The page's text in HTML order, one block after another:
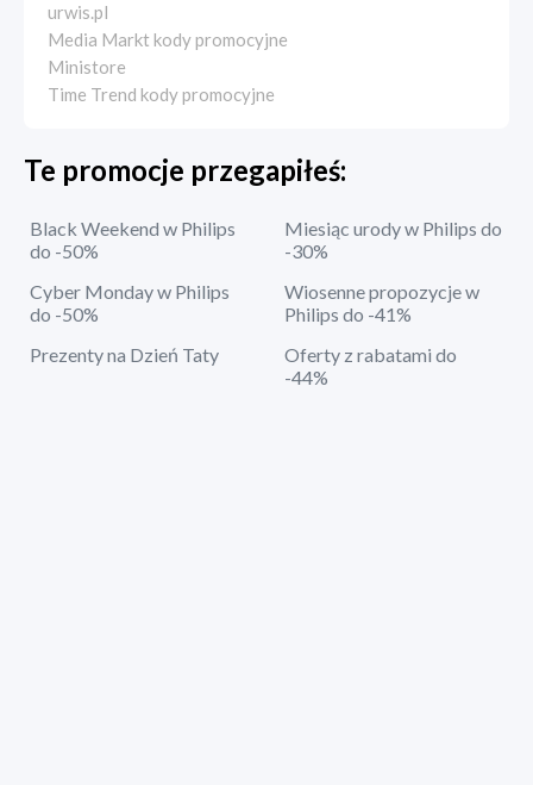
urwis.pl
Media Markt kody promocyjne
Ministore
Time Trend kody promocyjne
Te promocje przegapiłeś:
Black Weekend w Philips
do -50%
Miesiąc urody w Philips do
-30%
Cyber Monday w Philips
do -50%
Wiosenne propozycje w
Philips do -41%
Prezenty na Dzień Taty
Oferty z rabatami do
-44%